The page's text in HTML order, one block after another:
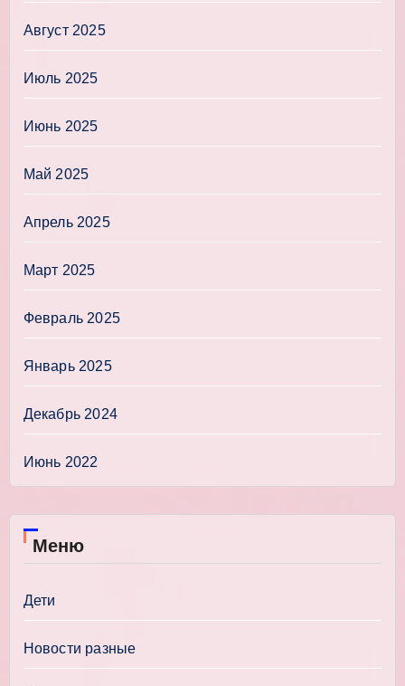
Август 2025
Июль 2025
Июнь 2025
Май 2025
Апрель 2025
Март 2025
Февраль 2025
Январь 2025
Декабрь 2024
Июнь 2022
Меню
Дети
Новости разные